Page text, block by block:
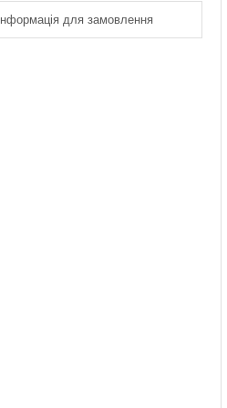
Інформація для замовлення